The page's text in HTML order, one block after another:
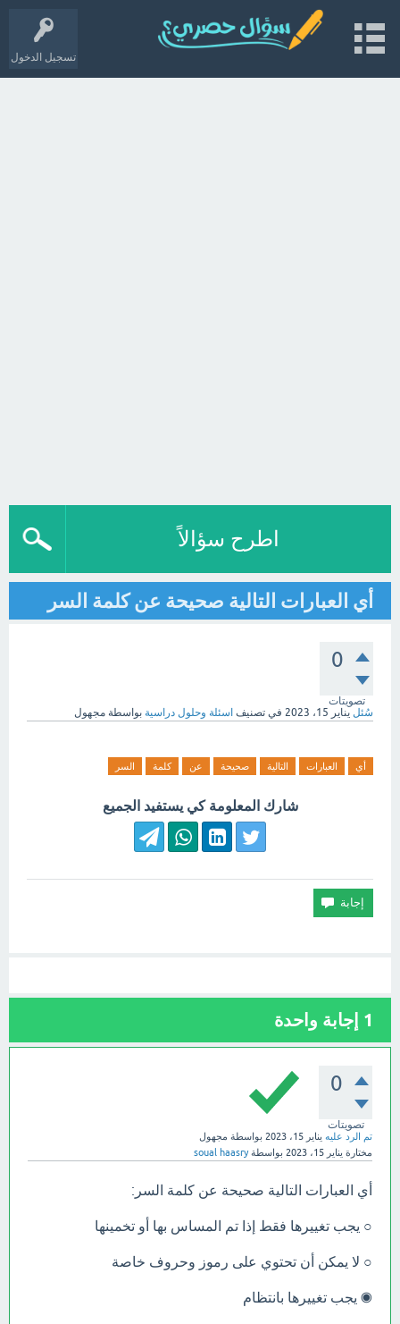
تسجيل الدخول
اطرح سؤالاً
أي العبارات التالية صحيحة عن كلمة السر
0
تصويتات
سُئل يناير 15، 2023 في تصنيف اسئلة وحلول دراسية بواسطة مجهول
أي العبارات التالية صحيحة عن كلمة السر
شارك المعلومة كي يستفيد الجميع
1 إجابة واحدة
0
تصويتات
تم الرد عليه يناير 15، 2023 بواسطة مجهول
مختارة يناير 15، 2023 بواسطةsoual haasry
أي العبارات التالية صحيحة عن كلمة السر:
○ يجب تغييرها فقط إذا تم المساس بها أو تخمينها
○ لا يمكن أن تحتوي على رموز وحروف خاصة
◉ يجب تغييرها بانتظام